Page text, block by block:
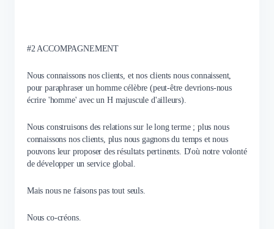
#2 ACCOMPAGNEMENT
Nous connaissons nos clients, et nos clients nous connaissent,
pour paraphraser un homme célèbre (peut-être devrions-nous
écrire 'homme' avec un H majuscule d'ailleurs).
Nous construisons des relations sur le long terme ; plus nous
connaissons nos clients, plus nous gagnons du temps et nous
pouvons leur proposer des résultats pertinents. D'où notre volonté
de développer un service global.
Mais nous ne faisons pas tout seuls.
Nous co-créons.